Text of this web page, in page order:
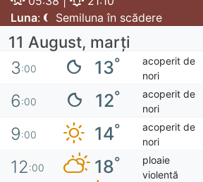
Luna: Semiluna în scădere
11 August, marţi
3:00 13°
acoperit de
nori
6:00 12°
acoperit de
nori
9:00 14°
acoperit de
nori
12:00 18°
ploaie
violentă